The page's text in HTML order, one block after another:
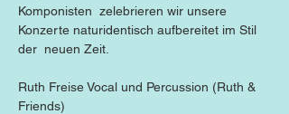
Komponisten  zelebrieren wir unsere
Konzerte naturidentisch aufbereitet im Stil
der  neuen Zeit.
Ruth Freise Vocal und Percussion (Ruth &
Friends)